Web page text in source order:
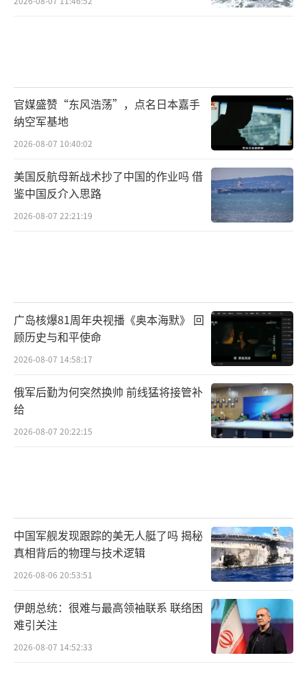
官媒盛赞“东风浩荡”，点名日本嘉手
纳空军基地
2026-08-07 10:40:02
美国反航母新战术抄了中国的作业吗 借
鉴中国反介入思路
2026-08-07 22:21:19
广岛核爆81周年央视播《奥本海默》 回
顾历史与和平使命
2026-08-07 14:58:17
俄军后勤为何突然换帅 前线猛将接管补
给
2026-08-07 20:22:15
中国军舰发现跟踪的美无人艇了吗 揭秘
真相背后的物理与技术逻辑
2026-08-06 20:53:51
伊朗总统：很难与最高领袖联系 联络困
难引关注
2026-08-07 14:52:33